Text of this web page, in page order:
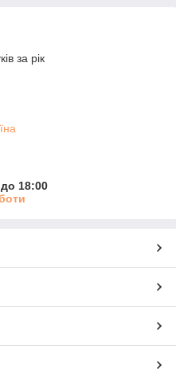
за рік
18:00